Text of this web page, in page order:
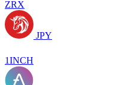
ZRX
JPY
1INCH